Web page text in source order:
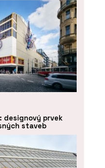
designový prvek
staveb